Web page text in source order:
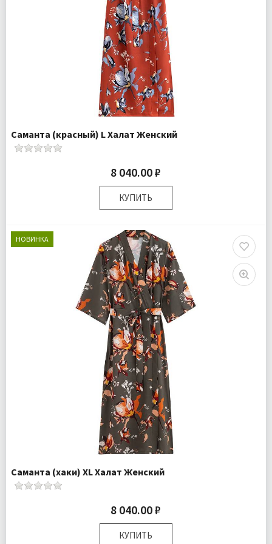
Саманта (красный) L Халат Женский
8 040.00 ₽
КУПИТЬ
Плотность:
105 гр.м
Халат 1 шт
Бесплатно
НОВИНКА
Саманта (хаки) XL Халат Женский
8 040.00 ₽
КУПИТЬ